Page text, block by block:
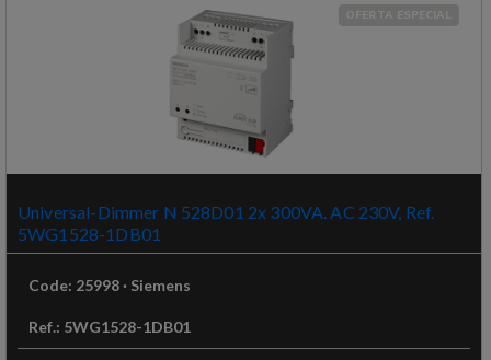
Universal-Dimmer N 528D01 2x 300VA. AC 230V, Ref.
5WG1528-1DB01
Code: 25998· Siemens
Ref.: 5WG1528-1DB01